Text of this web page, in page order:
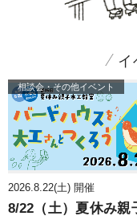
相談会・その他イベント
2026.8.22(土) 開催
8/22（土）夏休み親